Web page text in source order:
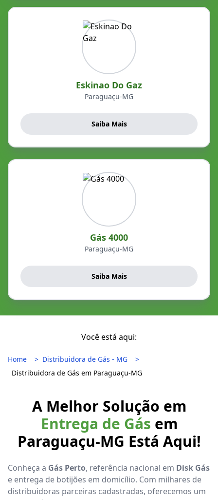
Eskinao Do Gaz
Paraguaçu-MG
Saiba Mais
Gás 4000
Paraguaçu-MG
Saiba Mais
Você está aqui:
Home
Distribuidora de Gás - MG
Distribuidora de Gás em Paraguaçu-MG
A Melhor Solução em
Entrega de Gás em
Paraguaçu-MG Está Aqui!
Conheça a Gás Perto, referência nacional em Disk Gás
e entrega de botijões em domicílio. Com milhares de
distribuidoras parceiras cadastradas, oferecemos um